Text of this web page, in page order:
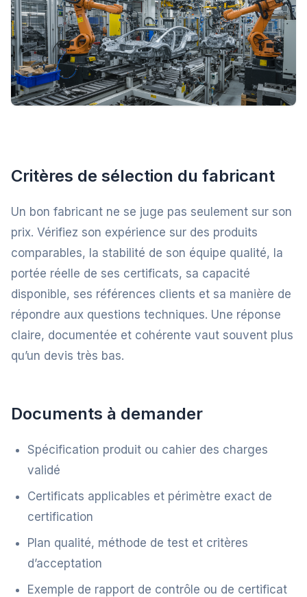
Critères de sélection du fabricant
Un bon fabricant ne se juge pas seulement sur son
prix. Vérifiez son expérience sur des produits
comparables, la stabilité de son équipe qualité, la
portée réelle de ses certificats, sa capacité
disponible, ses références clients et sa manière de
répondre aux questions techniques. Une réponse
claire, documentée et cohérente vaut souvent plus
qu’un devis très bas.
Documents à demander
Spécification produit ou cahier des charges
validé
Certificats applicables et périmètre exact de
certification
Plan qualité, méthode de test et critères
d’acceptation
Exemple de rapport de contrôle ou de certificat